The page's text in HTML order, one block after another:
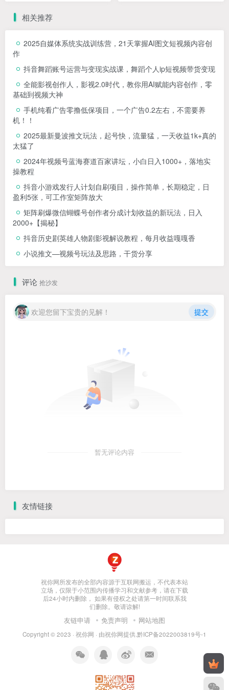
1k+
抖音舞蹈账号运营与变现实战课，舞蹈个人ip短视频带货变现
全能影视创作人，影视2.0时代，教你用AI赋能内容创作，​零
基础到视频大神
手机纯看广告零撸低保项目，一个广告0.2左右，不需要养
2025最新曼波推文玩法，起号快，流量猛，一天收益1k+真的
2024年视频号蓝海赛道百家讲坛，小白日入1000+，落地实
操教程
抖音小游戏发行人计划自刷项目，操作简单，长期稳定，日
盈利5张，可工作室矩阵放大
矩阵刷爆微信蝴蝶号创作者分成计划收益的新玩法，日入
2000+【揭秘】
抖音历史剧英雄人物剧影视解说教程，每月收益嘎嘎香
提交
祝你网所发布的全部内容源于互联网搬运，不代表本站
立场，仅限于小范围内传播学习和文献参考，请在下载
后24小时内删除， 如果有侵权之处请第一时间联系我
们删除。敬请谅解!
友链申请 免责声明 网站地图